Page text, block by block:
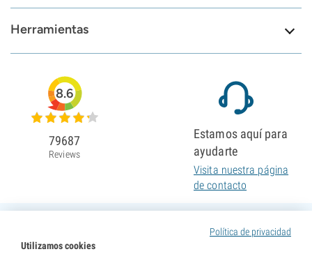
Herramientas
Política de privacidad
Utilizamos cookies
8.6
79687
Reviews
Estamos aquí para
ayudarte
Visita nuestra página
de contacto